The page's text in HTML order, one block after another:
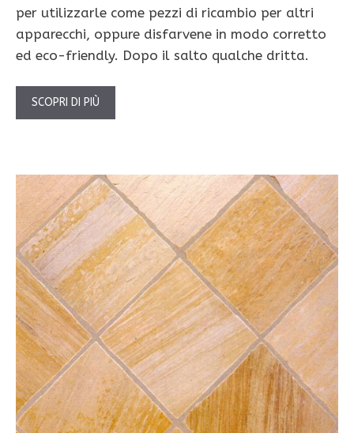
per utilizzarle come pezzi di ricambio per altri
apparecchi, oppure disfarvene in modo corretto
ed eco-friendly. Dopo il salto qualche dritta.
SCOPRI DI PIÙ